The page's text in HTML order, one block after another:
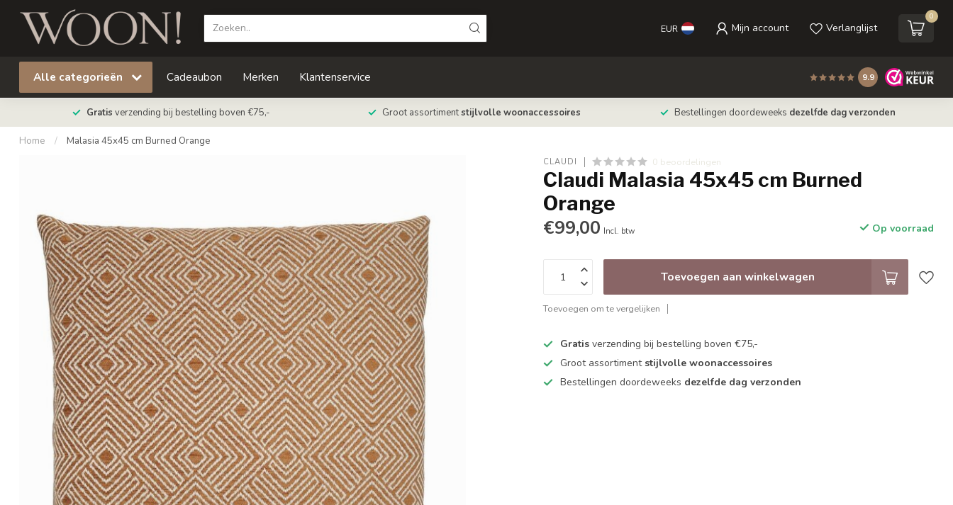
EUR Mijn account Verlanglijst
0
Alle categorieën Cadeaubon Merken Klantenservice 9.9
Gratis verzending bij bestelling boven €75,- Groot assortimentstijlvolle woonaccessoires Bestellingen doordeweeks dezelfde dag verzonden
Home / Malasia 45x45 cm Burned Orange
CLAUDI 0 beoordelingen
Claudi Malasia 45x45 cm Burned
Orange
€99,00 Incl. btw Op voorraad
Toevoegen aan winkelwagen
Toevoegen om te vergelijken
Gratis verzending bij bestelling boven €75,-
Groot assortiment stijlvolle woonaccessoires
Bestellingen doordeweeks dezelfde dag verzonden